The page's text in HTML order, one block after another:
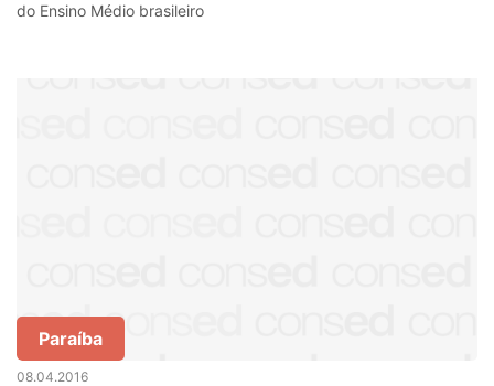
do Ensino Médio brasileiro
Paraíba
08.04.2016